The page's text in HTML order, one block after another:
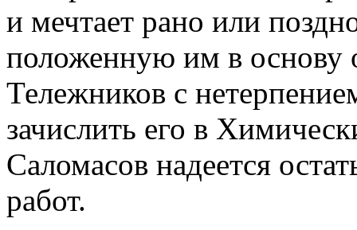
и мечтает рано или
положенную им в основу
Тележников с
зачислить его в
Саломасов надеется
работ.